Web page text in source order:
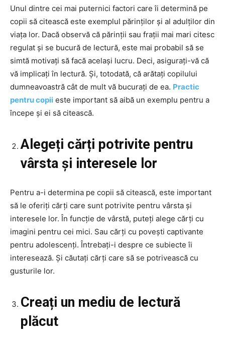
Unul dintre cei mai puternici factori care îi determină pe
copii să citească este exemplul părinților și al adulților din
viața lor. Dacă observă că părinții sau frații mai mari citesc
regulat și se bucură de lectură, este mai probabil să se
simtă motivați să facă același lucru. Deci, asigurați-vă că
vă implicați în lectură. Și, totodată, că arătați copilului
dumneavoastră cât de mult vă bucurați de ea. Practic
pentru copii este important să aibă un exemplu pentru a
începe și ei să citească.
Alegeți cărți potrivite pentru
vârsta și interesele lor
Pentru a-i determina pe copii să citească, este important
să le oferiți cărți care sunt potrivite pentru vârsta și
interesele lor. În funcție de vârstă, puteți alege cărți cu
imagini pentru cei mici. Sau cărți cu povești captivante
pentru adolescenți. Întrebați-i despre ce subiecte îi
interesează. Și căutați cărți care să se potrivească cu
gusturile lor.
Creați un mediu de lectură
plăcut